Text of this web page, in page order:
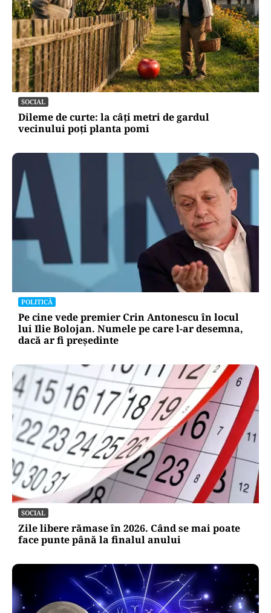
SOCIAL
Dileme de curte: la câți metri de gardul
vecinului poți planta pomi
POLITICĂ
Pe cine vede premier Crin Antonescu în locul
lui Ilie Bolojan. Numele pe care l-ar desemna,
dacă ar fi președinte
SOCIAL
Zile libere rămase în 2026. Când se mai poate
face punte până la finalul anului